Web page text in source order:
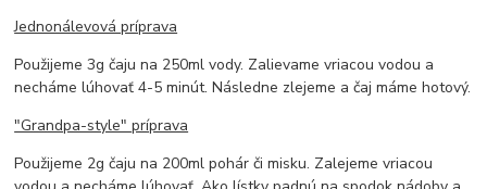
Jednonálevová príprava
Použijeme 3g čaju na 250ml vody. Zalievame vriacou vodou a
necháme lúhovať 4-5 minút. Následne zlejeme a čaj máme hotový.
"Grandpa-style" príprava
Použijeme 2g čaju na 200ml pohár či misku. Zalejeme vriacou